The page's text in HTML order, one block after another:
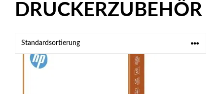
DRUCKERZUBEHÖR